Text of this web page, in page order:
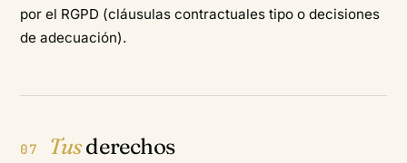
por el RGPD (cláusulas contractuales tipo o decisiones
de adecuación).
07 Tusderechos